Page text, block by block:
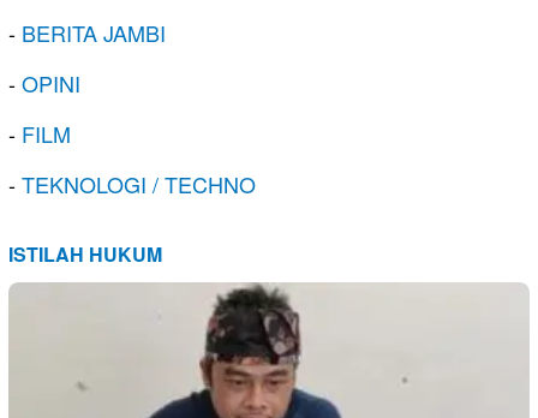
- BERITA JAMBI
-OPINI
- FILM
-TEKNOLOGI / TECHNO
ISTILAH HUKUM